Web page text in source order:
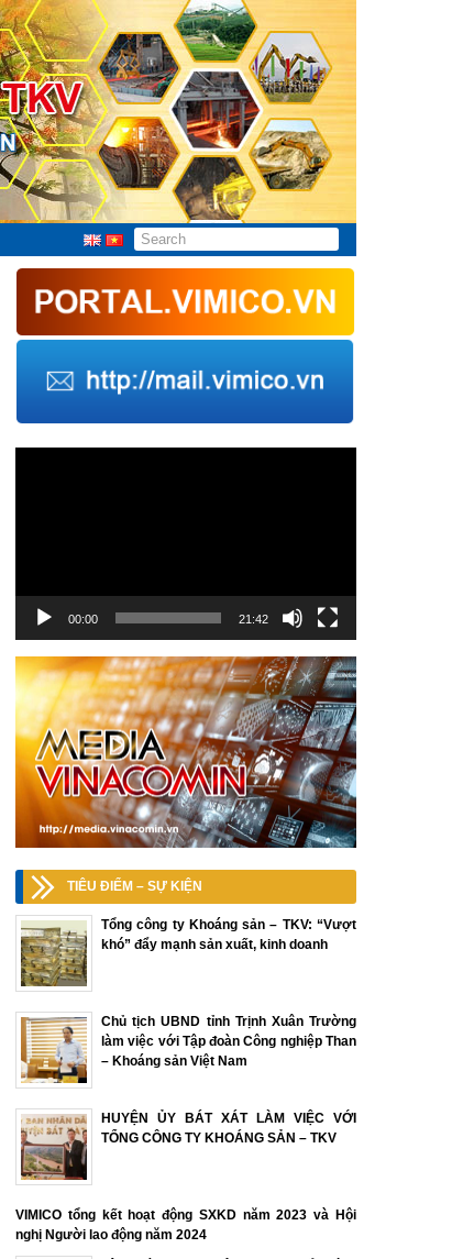
00:00 21:42
TIÊU ĐIỂM – SỰ KIỆN
Tổng công ty Khoáng sản – TKV: “Vượt
khó” đẩy mạnh sản xuất, kinh doanh
Chủ tịch UBND tỉnh Trịnh Xuân Trường
làm việc với Tập đoàn Công nghiệp Than
– Khoáng sản Việt Nam
HUYỆN ỦY BÁT XÁT LÀM VIỆC VỚI
TỔNG CÔNG TY KHOÁNG SẢN – TKV
VIMICO tổng kết hoạt động SXKD năm 2023 và Hội
nghị Người lao động năm 2024